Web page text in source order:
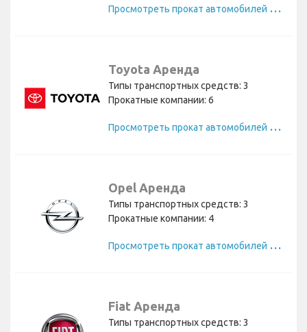
П
росмотреть прокат автомобилей Mercedes
Toyota Аренда
Типы транспортных средств: 3
Прокатные компании: 6
П
росмотреть прокат автомобилей Toyota
Opel Аренда
Типы транспортных средств: 3
Прокатные компании: 4
П
росмотреть прокат автомобилей Opel
Fiat Аренда
Типы транспортных средств: 3